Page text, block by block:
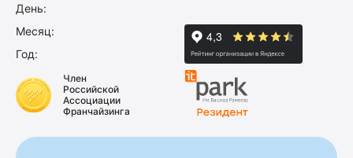
День:
Месяц:
Год:
Член
Российской
Ассоциации
Франчайзинга